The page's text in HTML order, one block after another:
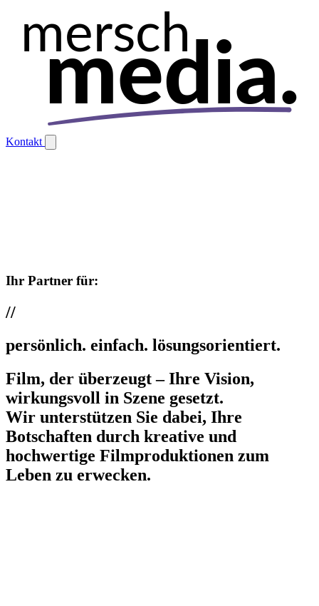
media.
mersch
Kontakt
Ihr Partner für:
//
persönlich. einfach. lösungsorientiert.
Film, der überzeugt – Ihre Vision,
wirkungsvoll in Szene gesetzt.
Wir unterstützen Sie dabei, Ihre
Botschaften durch kreative und
hochwertige Filmproduktionen zum
Leben zu erwecken.